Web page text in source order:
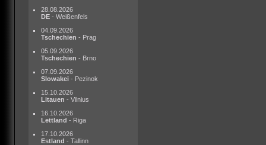
28.08.2026
DE - Weißenfels
04.09.2026
Tschechien - Prag
05.09.2026
Tschechien - Brno
07.09.2026
Slowakei - Pezinok
15.10.2026
Litauen - Vilnius
16.10.2026
Lettland - Riga
17.10.2026
Estland - Tallinn